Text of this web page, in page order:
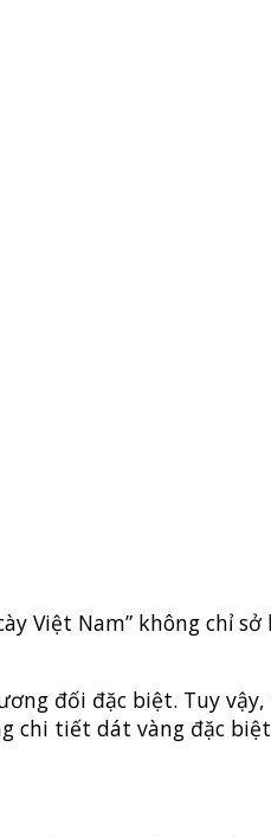
Việt Nam” không chỉ sở
đối đặc biệt. Tuy
chi tiết dát vàng đặc